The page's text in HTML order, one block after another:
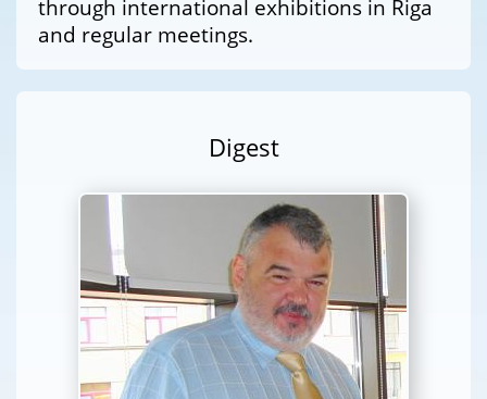
through international exhibitions in Riga
and regular meetings.
Digest